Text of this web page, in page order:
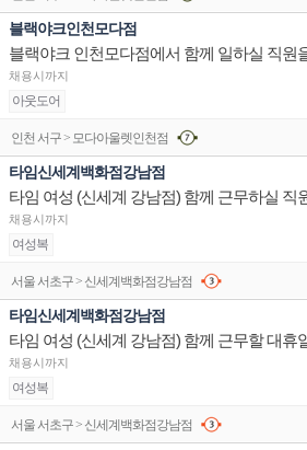
블랙야크인천모다점
블랙야크 인천모다점에서 함께 일하실 직원
채용시까지
아웃도어
인천 서구 > 모다아울렛인천점
타임신세계백화점강남점
타임 여성 (신세계 강남점) 함께 근무하실 직
채용시까지
여성복
서울 서초구 > 신세계백화점강남점
타임신세계백화점강남점
타임 여성 (신세계 강남점) 함께 근무할 대휴
채용시까지
여성복
서울 서초구 > 신세계백화점강남점